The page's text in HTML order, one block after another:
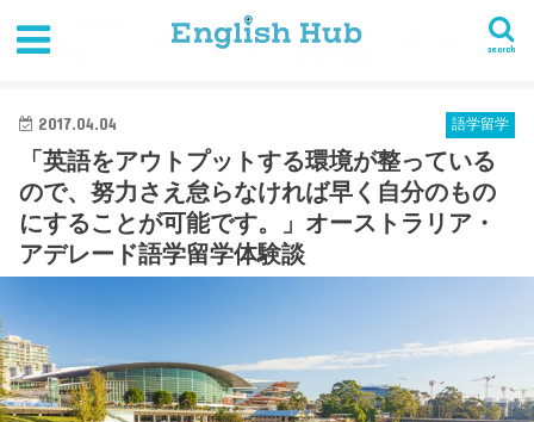
search
「英語をアウトプットする環境が整っているので、努力さえ怠らなければ早く自分のものにす
ることが可能です。」オーストラリア・アデレード語学留学体験談
語学留学
2017.04.04
「英語をアウトプットする環境が整っている
ので、努力さえ怠らなければ早く自分のもの
にすることが可能です。」オーストラリア・
アデレード語学留学体験談